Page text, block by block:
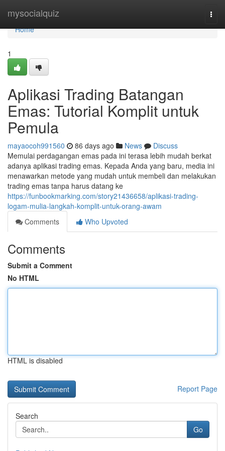
mysocialquiz
Home
Home
1
Aplikasi Trading Batangan
Emas: Tutorial Komplit untuk
Pemula
mayaocoh991560 86 days ago News
Discuss
Memulai perdagangan emas pada ini terasa lebih mudah berkat
adanya aplikasi trading emas. Kepada Anda yang baru, media ini
menawarkan metode yang mudah untuk membeli dan melakukan
trading emas tanpa harus datang ke
https://funbookmarking.com/story21436658/aplikasi-trading-
logam-mulia-langkah-komplit-untuk-orang-awam
Comments
Who Upvoted
Comments
Submit a Comment
No HTML
HTML is disabled
Report Page
Search
Go